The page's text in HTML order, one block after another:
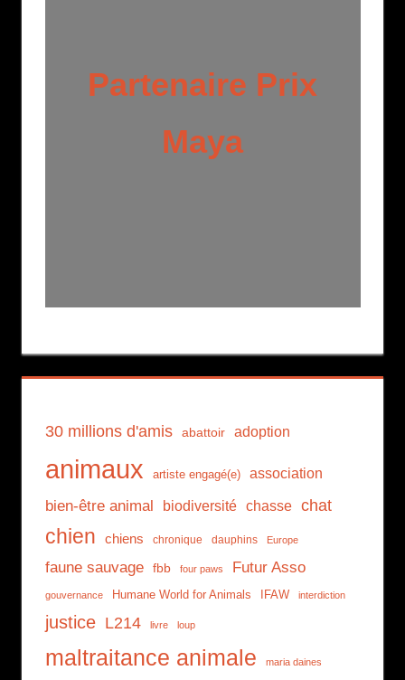
Partenaire Prix
Maya
30 millions d'amis abattoir adoption
animaux artiste engagé(e) association
bien-être animal biodiversité chasse chat
chien chiens chronique dauphins Europe
faune sauvage fbb four paws Futur Asso
gouvernance Humane World for Animals IFAW interdiction
justice L214 livre loup
maltraitance animale maria daines